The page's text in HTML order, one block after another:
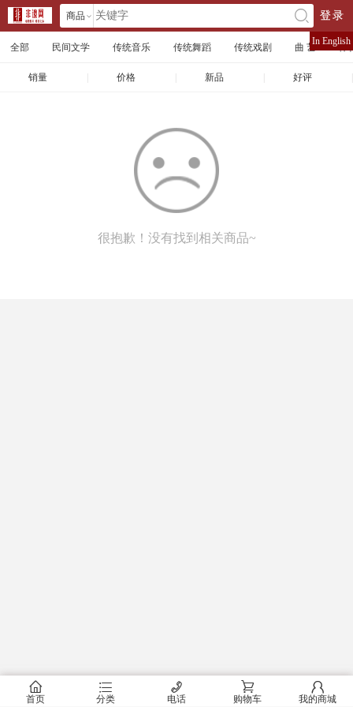
商品 󰄘 登录
全部 民间文学 传统音乐 传统舞蹈 传统戏剧 曲 艺 体
销量 价格 新品 好评
很抱歉！没有找到相关商品~
In English
󰂠
首页
󰂦
分类
󰄫
电话
󰂟
购物车
󰂢
我的商城